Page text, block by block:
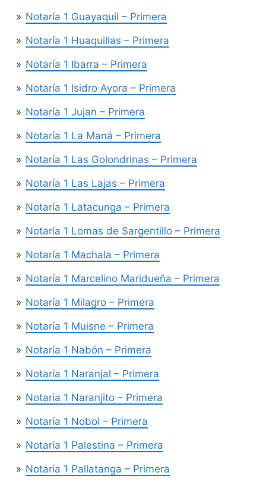
Notaría 1 Guayaquil – Primera
Notaría 1 Huaquillas – Primera
Notaría 1 Ibarra – Primera
Notaría 1 Isidro Ayora – Primera
Notaría 1 Jujan – Primera
Notaría 1 La Maná – Primera
Notaría 1 Las Golondrinas – Primera
Notaría 1 Las Lajas – Primera
Notaría 1 Latacunga – Primera
Notaría 1 Lomas de Sargentillo – Primera
Notaría 1 Machala – Primera
Notaría 1 Marcelino Maridueña – Primera
Notaría 1 Milagro – Primera
Notaría 1 Muisne – Primera
Notaría 1 Nabón – Primera
Notaría 1 Naranjal – Primera
Notaría 1 Naranjito – Primera
Notaría 1 Nobol – Primera
Notaría 1 Palestina – Primera
Notaría 1 Pallatanga – Primera